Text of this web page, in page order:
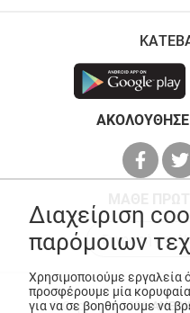
ΑΚΟΛΟΥΘΗΣΕ
© Copyright 2026
Διαχείριση
παρόμοιων
Χρησιμοποιούμε εργαλεία
προσφέρουμε μία
για να σε βοηθήσουμε να